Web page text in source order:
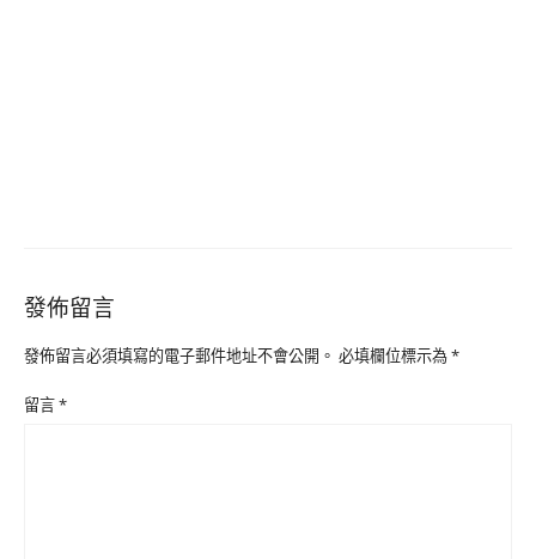
發佈留言
發佈留言必須填寫的電子郵件地址不會公開。 必填欄位標示為*
留言*